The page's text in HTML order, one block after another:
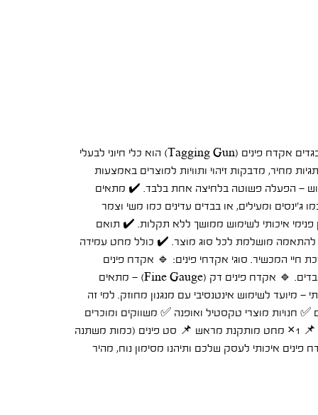
אקדח פינים לתגיות מחיר – הכלי המושלם לחנויות בגדים אקדח פינים (Tagging Gun) הוא כלי חיוני לבעלי
מחיר, מדבקות זיהוי ותוויות למוצרים באמצעות
– הפעלה פשוטה בלחיצה אחת בלבד. ✔️ מתאים
ומעילים, או בבדים עדינים כמו משי וצמר
איכותי לשימוש ממושך ללא תקלות. ✔️ תואם
שונים – זמין באורכים של 15-75 מ"מ להתאמה מושלמת לכל סוג מוצר. ✔️ כולל מחט עמידה
חיי המכשיר. סוגי אקדחי פינים: 🔹 אקדח פינים
סטנדרטי – מיועד לשימוש כללי, מתאים לרוב סוגי הבדים. 🔹 אקדח פינים דק (Fine Gauge) – מתאים
מיועד לשימוש אינטנסיבי עם מנגנון מחוזק. למי זה
חנויות מוצרי טקסטיל ואופנה ✅ משווקים ומוכרים
אונליין מה כלול בערכה? 📌 1× אקדח פינים איכותי 📌 1× מחט מותקנת מראש 📌 סט פינים (כמות משתנה
איכותי לעסק שלכם ותיהנו מסימון נוח, מהיר